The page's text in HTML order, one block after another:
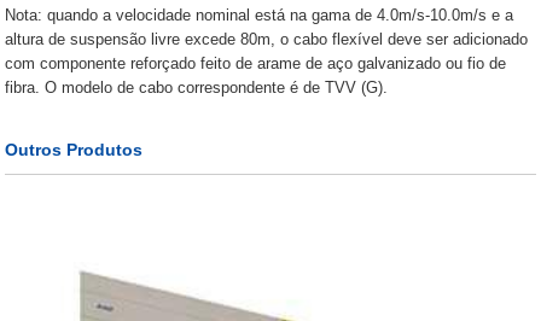
Nota: quando a velocidade nominal está na gama de 4.0m/s-10.0m/s e a
altura de suspensão livre excede 80m, o cabo flexível deve ser adicionado
com componente reforçado feito de arame de aço galvanizado ou fio de
fibra. O modelo de cabo correspondente é de TVV (G).
Outros Produtos